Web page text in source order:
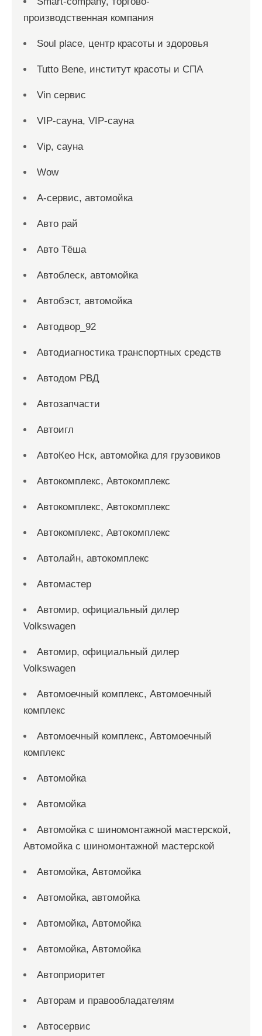
производственная компания
Soul place, центр красоты и здоровья
Tutto Bene, институт красоты и СПА
Vin сервис
VIP-сауна, VIP-сауна
Vip, сауна
Wow
А-сервис, автомойка
Авто рай
Авто Тёша
Автоблеск, автомойка
Автобэст, автомойка
Автодвор_92
Автодиагностика транспортных средств
Автодом РВД
Автозапчасти
Автоигл
АвтоКео Нск, автомойка для грузовиков
Автокомплекс, Автокомплекс
Автокомплекс, Автокомплекс
Автокомплекс, Автокомплекс
Автолайн, автокомплекс
Автомастер
Автомир, официальный дилер
Volkswagen
Автомир, официальный дилер
Volkswagen
Автомоечный комплекс, Автомоечный
комплекс
Автомоечный комплекс, Автомоечный
комплекс
Автомойка
Автомойка
Автомойка с шиномонтажной мастерской,
Автомойка с шиномонтажной мастерской
Автомойка, Автомойка
Автомойка, автомойка
Автомойка, Автомойка
Автомойка, Автомойка
Автоприоритет
Авторам и правообладателям
Автосервис